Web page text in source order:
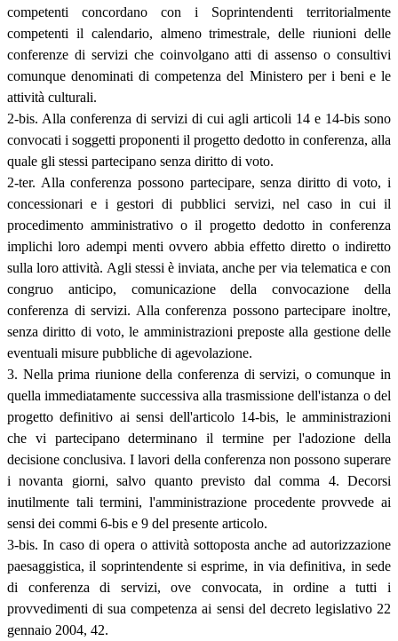
competenti concordano con i Soprintendenti territorialmente
competenti il calendario, almeno trimestrale, delle riunioni delle
conferenze di servizi che coinvolgano atti di assenso o consultivi
comunque denominati di competenza del Ministero per i beni e le
attività culturali.
2-bis. Alla conferenza di servizi di cui agli articoli 14 e 14-bis sono
convocati i soggetti proponenti il progetto dedotto in conferenza, alla
quale gli stessi partecipano senza diritto di voto.
2-ter. Alla conferenza possono partecipare, senza diritto di voto, i
concessionari e i gestori di pubblici servizi, nel caso in cui il
procedimento amministrativo o il progetto dedotto in conferenza
implichi loro adempi menti ovvero abbia effetto diretto o indiretto
sulla loro attività. Agli stessi è inviata, anche per via telematica e con
congruo anticipo, comunicazione della convocazione della
conferenza di servizi. Alla conferenza possono partecipare inoltre,
senza diritto di voto, le amministrazioni preposte alla gestione delle
eventuali misure pubbliche di agevolazione.
3. Nella prima riunione della conferenza di servizi, o comunque in
quella immediatamente successiva alla trasmissione dell'istanza o del
progetto definitivo ai sensi dell'articolo 14-bis, le amministrazioni
che vi partecipano determinano il termine per l'adozione della
decisione conclusiva. I lavori della conferenza non possono superare
i novanta giorni, salvo quanto previsto dal comma 4. Decorsi
inutilmente tali termini, l'amministrazione procedente provvede ai
sensi dei commi 6-bis e 9 del presente articolo.
3-bis. In caso di opera o attività sottoposta anche ad autorizzazione
paesaggistica, il soprintendente si esprime, in via definitiva, in sede
di conferenza di servizi, ove convocata, in ordine a tutti i
provvedimenti di sua competenza ai sensi del decreto legislativo 22
gennaio 2004, 42.